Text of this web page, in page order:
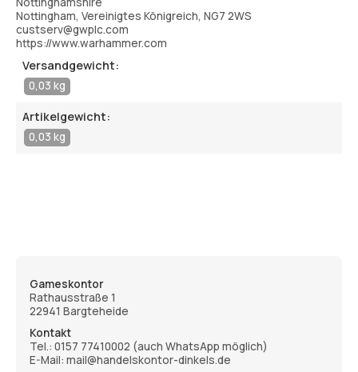
Nottingham, Vereinigtes Königreich, NG7 2WS
custserv@gwplc.com
https://www.warhammer.com
Versandgewicht:
0,03 kg
Artikelgewicht:
0,03 kg
Gameskontor
Rathausstraße 1
22941 Bargteheide
Kontakt
Tel.: 0157 77410002 (auch WhatsApp möglich)
E-Mail: mail@handelskontor-dinkels.de